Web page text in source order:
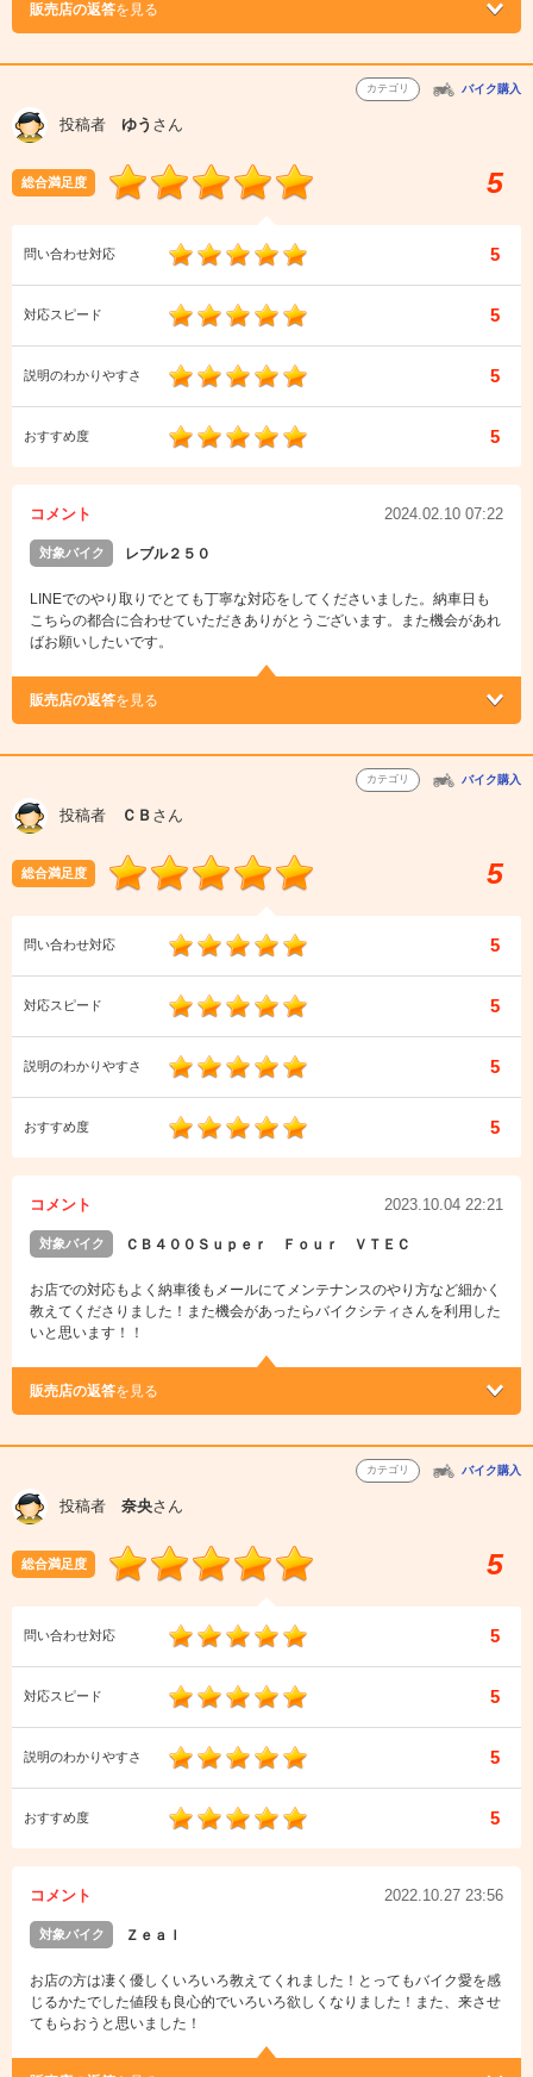
販売店の返答を見る
カテゴリ バイク購入
投稿者 ゆう さん
総合満足度 5
問い合わせ対応 5
対応スピード 5
説明のわかりやすさ 5
おすすめ度 5
コメント 2024.02.10 07:22
対象バイク レブル２５０
LINEでのやり取りでとても丁寧な対応をしてくださいました。納車日も
こちらの都合に合わせていただきありがとうございます。また機会があれ
ばお願いしたいです。
販売店の返答を見る
カテゴリ バイク購入
投稿者 ＣＢ さん
総合満足度 5
問い合わせ対応 5
対応スピード 5
説明のわかりやすさ 5
おすすめ度 5
コメント 2023.10.04 22:21
対象バイク ＣＢ４００Ｓｕｐｅｒ Ｆｏｕｒ ＶＴＥＣ
お店での対応もよく納車後もメールにてメンテナンスのやり方など細かく
教えてくださりました！また機会があったらバイクシティさんを利用した
いと思います！！
販売店の返答を見る
カテゴリ バイク購入
投稿者 奈央さん
総合満足度 5
問い合わせ対応 5
対応スピード 5
説明のわかりやすさ 5
おすすめ度 5
コメント 2022.10.27 23:56
対象バイク Ｚｅａｌ
お店の方は凄く優しくいろいろ教えてくれました！とってもバイク愛を感
じるかたでした値段も良心的でいろいろ欲しくなりました！また、来させ
てもらおうと思いました！